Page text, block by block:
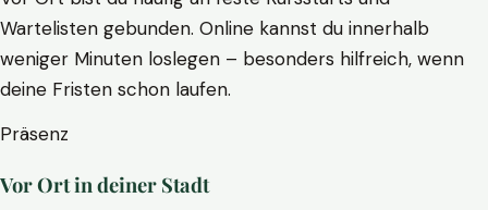
Wartelisten gebunden. Online kannst du innerhalb
weniger Minuten loslegen – besonders hilfreich, wenn
deine Fristen schon laufen.
Präsenz
Vor Ort in deiner Stadt